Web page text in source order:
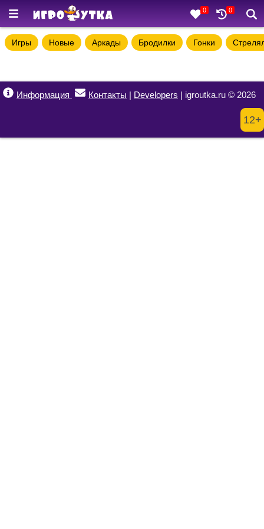
0 0
Игры Новые Аркады Бродилки Гонки
Информация Контакты | Developers | igroutka.ru © 2026
12+